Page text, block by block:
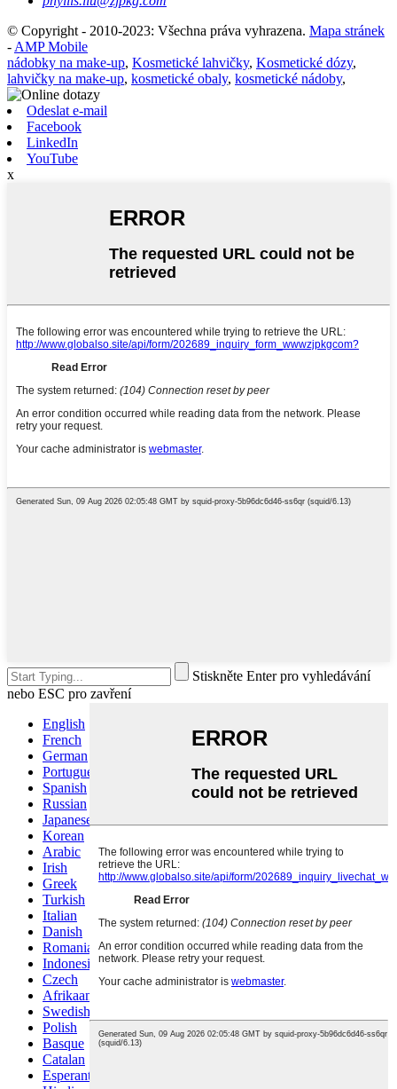
© Copyright - 2010-2023: Všechna práva vyhrazena. Mapa stránek
-AMP Mobile
nádobky na make-up, Kosmetické lahvičky, Kosmetické dózy,
lahvičky na make-up, kosmetické obaly, kosmetické nádoby,
Odeslat e-mail
Facebook
LinkedIn
YouTube
x
Stiskněte Enter pro vyhledávání
nebo ESC pro zavření
English
French
German
Portuguese
Spanish
Russian
Japanese
Korean
Arabic
Irish
Greek
Turkish
Italian
Danish
Romanian
Indonesian
Czech
Afrikaans
Swedish
Polish
Basque
Catalan
Esperanto